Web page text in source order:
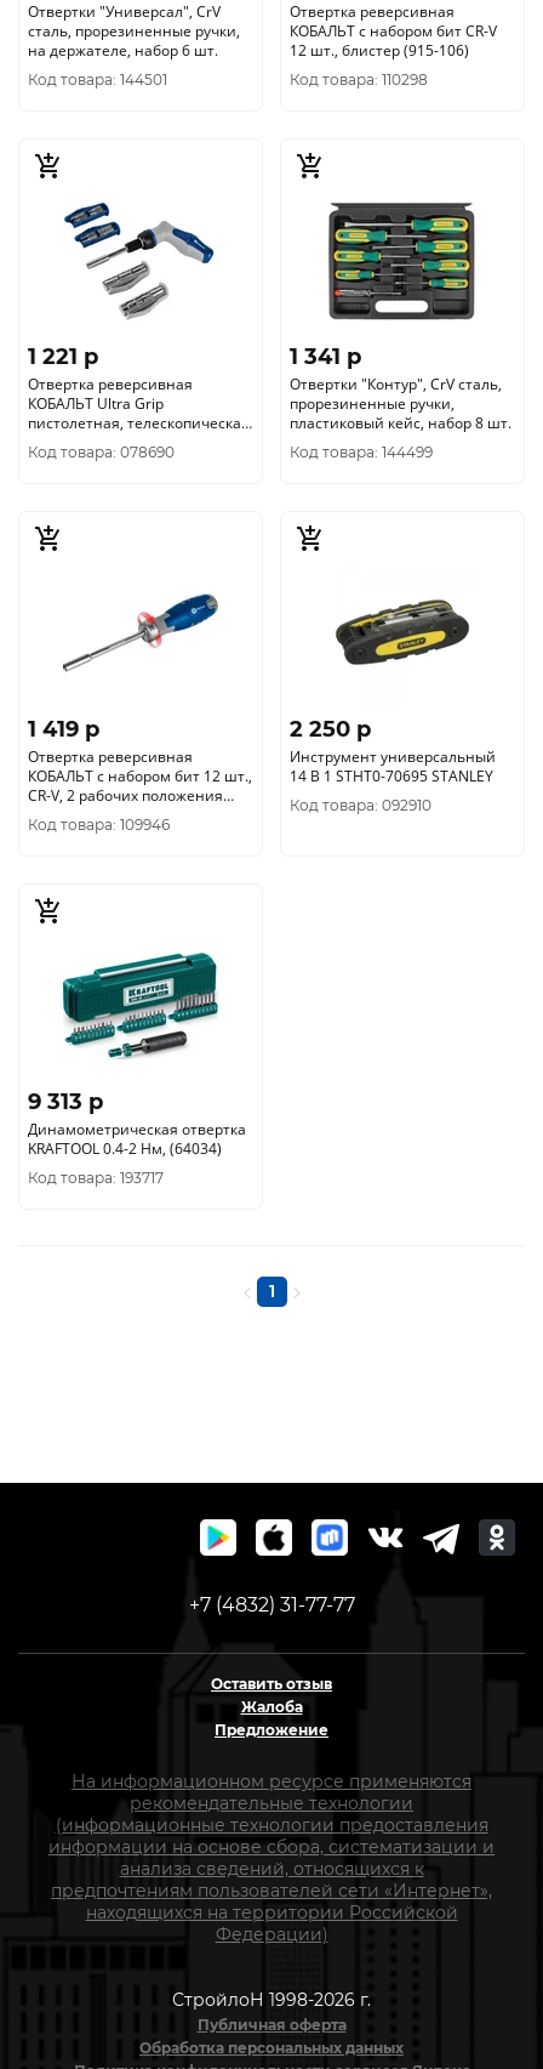
Отвертки "Универсал", CrV
сталь, прорезиненные ручки,
на держателе, набор 6 шт.
Код товара: 144501
Отвертка реверсивная
КОБАЛЬТ с набором бит CR-V
12 шт., блистер (915-106)
Код товара: 110298
1 221 p
Отвертка реверсивная
КОБАЛЬТ Ultra Grip
пистолетная, телескопическая,
245-459
Код товара: 078690
1 341 p
Отвертки "Контур", CrV сталь,
прорезиненные ручки,
пластиковый кейс, набор 8 шт.
Код товара: 144499
1 419 p
Отвертка реверсивная
КОБАЛЬТ с набором бит 12 шт.,
CR-V, 2 рабочих положения
отвёртки (прямая или пи
Код товара: 109946
2 250 p
Инструмент универсальный
14 В 1 STHT0-70695 STANLEY
Код товара: 092910
9 313 p
Динамометрическая отвертка
KRAFTOOL 0.4-2 Нм, (64034)
Код товара: 193717
1
+7 (4832) 31-77-77
Оставить отзыв
Жалоба
Предложение
На информационном ресурсе применяются
рекомендательные технологии
(информационные технологии предоставления
информации на основе сбора, систематизации и
анализа сведений, относящихся к
предпочтениям пользователей сети «Интернет»,
находящихся на территории Российской
Федерации)
СтройлоН 1998-2026 г.
Публичная оферта
Обработка персональных данных